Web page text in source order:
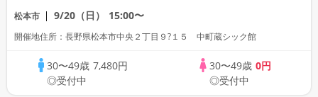
活パーティー
松本市 9/20（日） 15:00〜
開催地住所：長野県松本市中央２丁目９?１５ 中町蔵シック館
30〜49歳 7,480円
◎受付中
30〜49歳 0円
◎受付中